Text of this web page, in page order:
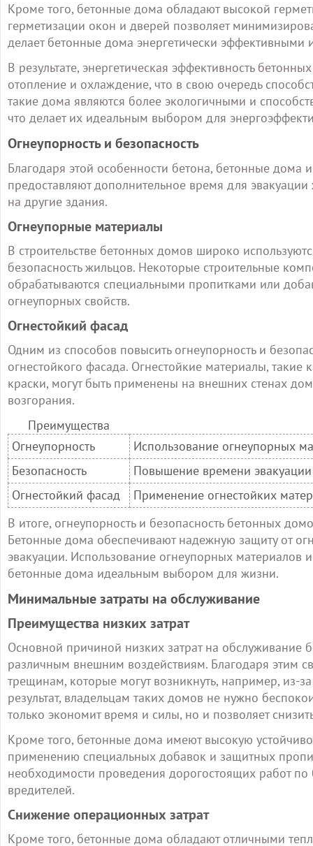
Кроме того, бетонные дома обладают высокой
герметизации окон и дверей позволяет
делает бетонные дома энергетически эффективными
В результате, энергетическая эффективность
отопление и охлаждение, что в свою очередь
такие дома являются более экологичными и
что делает их идеальным выбором для
Огнеупорность и безопасность
Благодаря этой особенности бетона, бетонные
предоставляют дополнительное время для
на другие здания.
Огнеупорные материалы
В строительстве бетонных домов широко
безопасность жильцов. Некоторые строительные
обрабатываются специальными пропитками или
огнеупорных свойств.
Огнестойкий фасад
Одним из способов повысить огнеупорность и
огнестойкого фасада. Огнестойкие материалы,
краски, могут быть применены на внешних стенах
возгорания.
Преимущества
Огнеупорность
Использование огнеупорных
Безопасность
Повышение времени
Огнестойкий фасад
Применение огнестойких
В итоге, огнеупорность и безопасность бетонных
Бетонные дома обеспечивают надежную защиту от
эвакуации. Использование огнеупорных материалов
бетонные дома идеальным выбором для жизни.
Минимальные затраты на обслуживание
Преимущества низких затрат
Основной причиной низких затрат на обслуживание
различным внешним воздействиям. Благодаря этим
трещинам, которые могут возникнуть, например, из-
результат, владельцам таких домов не нужно
только экономит время и силы, но и позволяет
Кроме того, бетонные дома имеют высокую
применению специальных добавок и защитных
необходимости проведения дорогостоящих работ
вредителей.
Снижение операционных затрат
Кроме того, бетонные дома обладают отличными